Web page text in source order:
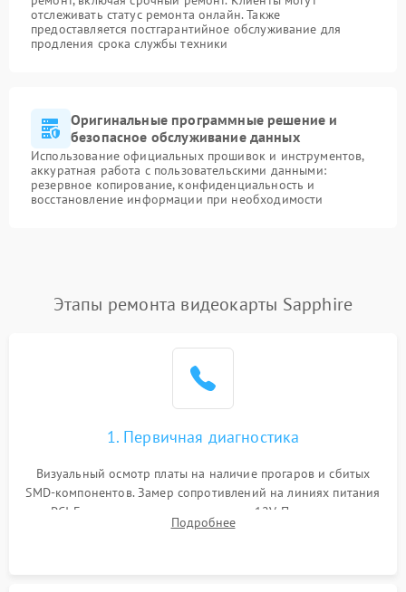
отслеживать статус ремонта онлайн. Также
предоставляется постгарантийное обслуживание для
продления срока службы техники
Оригинальные программные решение и
безопасное обслуживание данных
Использование официальных прошивок и инструментов,
аккуратная работа с пользовательскими данными:
резервное копирование, конфиденциальность и
восстановление информации при необходимости
Этапы ремонта видеокарты Sapphire
1. Первичная диагностика
Визуальный осмотр платы на наличие прогаров и сбитых
SMD-компонентов. Замер сопротивлений на линиях питания
PCI-E и дополнительных разъемах 12V. Проверка на
короткое замыкание основных дросселей питания GPU и
Подробнее